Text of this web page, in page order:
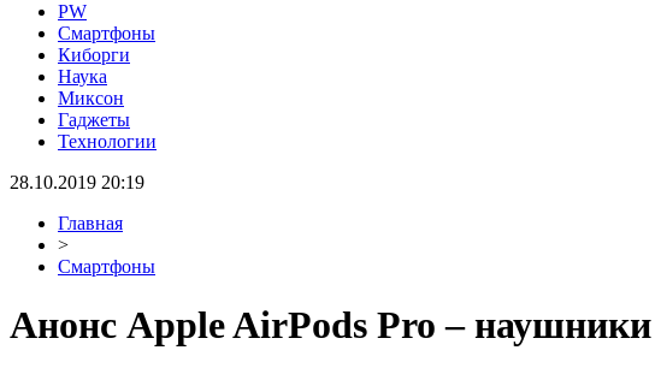
PW
Смартфоны
Киборги
Наука
Миксон
Гаджеты
Технологии
28.10.2019 20:19
Главная
>
Смартфоны
Анонс Apple AirPods Pro –